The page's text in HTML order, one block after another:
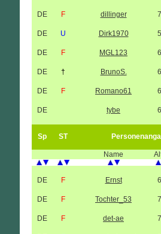
DE F dillinger
DE U Dirk1970
DE F MGL123
DE † BrunoS.
DE F Romano61
DE tybe
Sp ST
Name
DE F Ernst
DE F Tochter_53
DE F det-ae